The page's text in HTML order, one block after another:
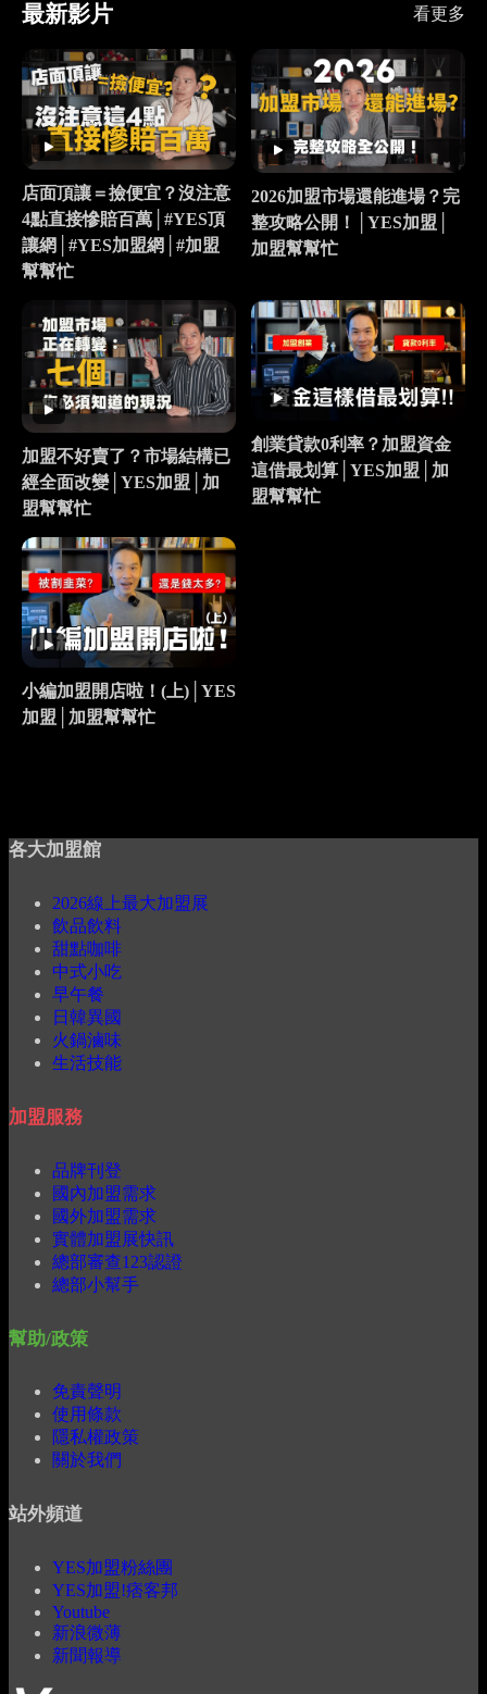
最新影片 看更多
店面頂讓＝撿便宜？沒注意
4點直接慘賠百萬│#YES頂
讓網│#YES加盟網│#加盟
幫幫忙
2026加盟市場還能進場？完
整攻略公開！│YES加盟│
加盟幫幫忙
加盟不好賣了？市場結構已
經全面改變│YES加盟│加
盟幫幫忙
創業貸款0利率？加盟資金
這借最划算│YES加盟│加
盟幫幫忙
小編加盟開店啦！(上)│YES
加盟│加盟幫幫忙
各大加盟館
2026線上最大加盟展
飲品飲料
甜點咖啡
中式小吃
早午餐
日韓異國
火鍋滷味
生活技能
加盟服務
品牌刊登
國內加盟需求
國外加盟需求
實體加盟展快訊
總部審查123認證
總部小幫手
幫助/政策
免責聲明
使用條款
隱私權政策
關於我們
站外頻道
YES加盟粉絲團
YES加盟!痞客邦
Youtube
新浪微薄
新聞報導